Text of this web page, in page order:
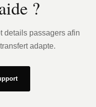
?
details passagers afin
adapte.